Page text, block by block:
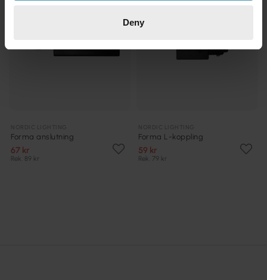
Deny
Forma anslutning
67 kr
Rek. 89 kr
Forma L-koppling
59 kr
Rek. 79 kr